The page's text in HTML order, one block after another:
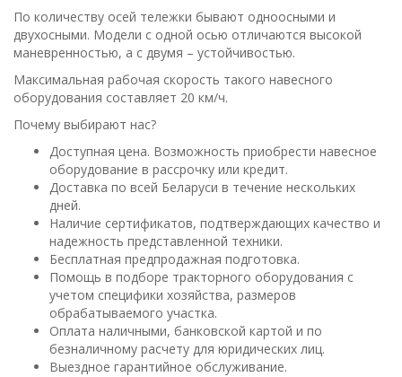
По количеству осей тележки бывают одноосными и
двухосными. Модели с одной осью отличаются высокой
маневренностью, а с двумя – устойчивостью.
Максимальная рабочая скорость такого навесного
оборудования составляет 20 км/ч.
Почему выбирают нас?
Доступная цена. Возможность приобрести навесное
оборудование в рассрочку или кредит.
Доставка по всей Беларуси в течение нескольких
дней.
Наличие сертификатов, подтверждающих качество и
надежность представленной техники.
Бесплатная предпродажная подготовка.
Помощь в подборе тракторного оборудования с
учетом специфики хозяйства, размеров
обрабатываемого участка.
Оплата наличными, банковской картой и по
безналичному расчету для юридических лиц.
Выездное гарантийное обслуживание.